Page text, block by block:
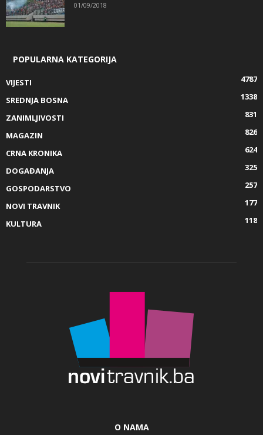
01/09/2018
POPULARNA KATEGORIJA
VIJESTI
4787
SREDNJA BOSNA
1338
ZANIMLJIVOSTI
831
MAGAZIN
826
CRNA KRONIKA
624
DOGAĐANJA
325
GOSPODARSTVO
257
NOVI TRAVNIK
177
KULTURA
118
O NAMA